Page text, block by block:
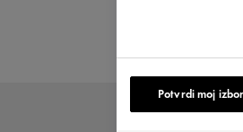
Potvrdi moj izbor